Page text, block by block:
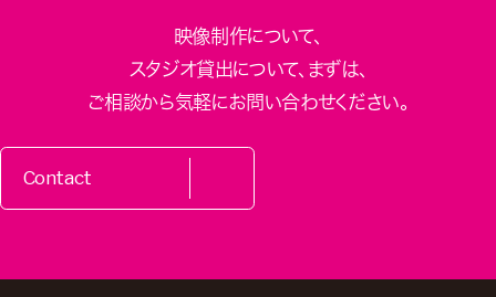
映像制作について、
スタジオ貸出について、 まずは、
ご相談から気軽にお問い合わせください。
Contact